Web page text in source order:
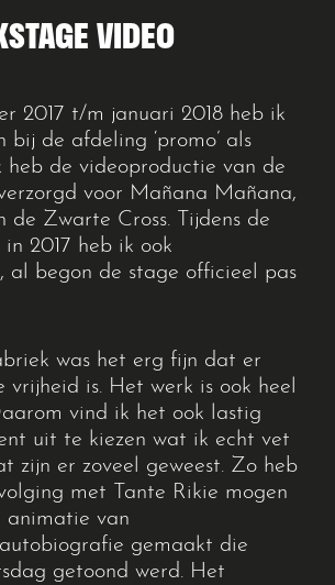
VIDEO
2017 t/m januari 2018 heb ik
bij de afdeling ‘promo’ als
heb de videoproductie van de
voor Mañana Mañana,
de Zwarte Cross. Tijdens de
in 2017 heb ik ook
al begon de stage officieel pas
was het erg fijn dat er
vrijheid is. Het werk is ook heel
vind ik het ook lastig
uit te kiezen wat ik echt vet
zijn er zoveel geweest. Zo heb
met Tante Rikie mogen
animatie van
autobiografie gemaakt die
getoond werd. Het